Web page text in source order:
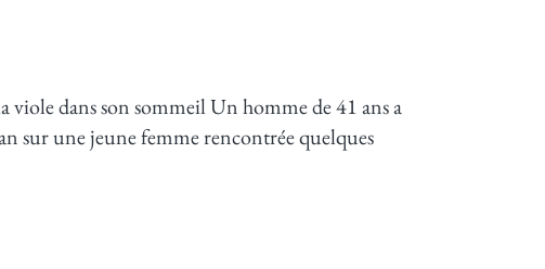
dans son sommeil Un homme de 41 ans a
sur une jeune femme rencontrée quelques